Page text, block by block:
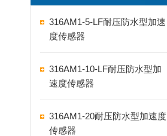
316AM1-5-LF耐压防水型加速
度传感器
316AM1-10-LF耐压防水型加
速度传感器
316AM1-20耐压防水型加速度
传感器